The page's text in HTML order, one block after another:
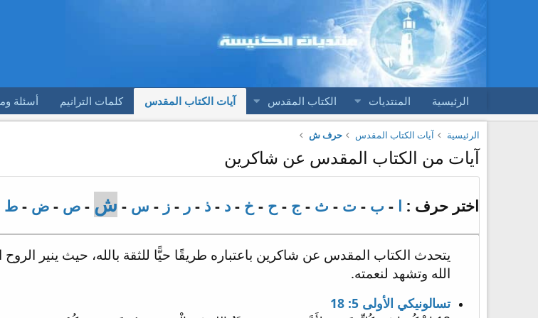
الرئيسية المنتديات الكتاب المقدس آيات الكتاب المقدس كلمات الترانيم أسئلة
الرئيسية آيات الكتاب المقدس حرف ش
آيات من الكتاب المقدس عن شاكرين
اختر حرف : ا - ب - ت - ث - ج - ح - خ - د - ذ - ر - ز - س - ش - ص - ض - ط
يتحدث الكتاب المقدس عن شاكرين باعتباره طريقًا حيًّا للثقة بالله، حيث ينير
الله وتشهد لنعمته.
تسالونيكي الأولى 5: 18